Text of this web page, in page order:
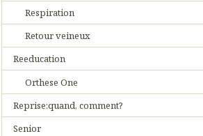
Respiration
Retour veineux
Reeducation
Orthese One
Reprise:quand, comment?
Senior